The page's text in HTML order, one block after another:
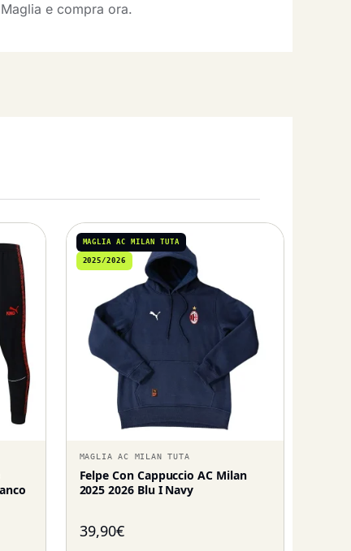
e compra ora.
MAGLIA AC MILAN TUTA
2025/2026
MAGLIA AC MILAN TUTA
Felpe Con Cappuccio AC Milan
2025 2026 Blu I Navy
39,90€